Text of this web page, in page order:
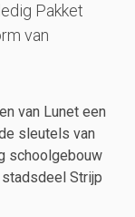
Pakket
van
van Lunet een
sleutels van
schoolgebouw
Strijp